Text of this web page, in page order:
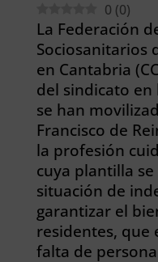
0 (0)
La Federación
Sociosanitarios
en Cantabria
del sindicato en
se han
Francisco de
la profesión
cuya plantilla
situación de
garantizar el
residentes, que
falta de